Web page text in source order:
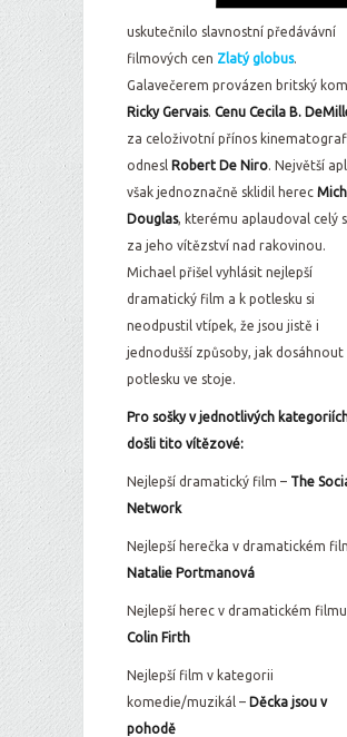
uskutečnilo slavnostní předávávní
filmových cen Zlatý globus.
Galavečerem provázen britský
Ricky Gervais. Cenu Cecila B.
za celoživotní přínos
odnesl Robert De Niro. Největší
však jednoznačně sklidil herec
Douglas, kterému aplaudoval celý
za jeho vítězství nad rakovinou.
Michael přišel vyhlásit nejlepší
dramatický film a k potlesku si
neodpustil vtípek, že jsou jistě i
jednodušší způsoby, jak dosáhnout
potlesku ve stoje.
Pro sošky v jednotlivých
došli tito vítězové:
Nejlepší dramatický film – The
Network
Nejlepší herečka v dramatickém
Natalie Portmanová
Nejlepší herec v dramatickém
Colin Firth
Nejlepší film v kategorii
komedie/muzikál – Děcka jsou v
pohodě